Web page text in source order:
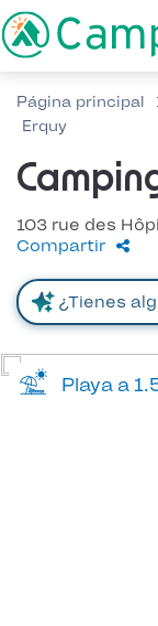
Página principal
Erquy
103 rue des
Compartir
Playa a